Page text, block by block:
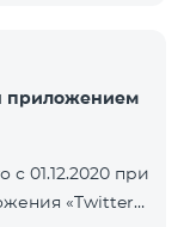
приложением
01.12.2020 при
«Twitter»